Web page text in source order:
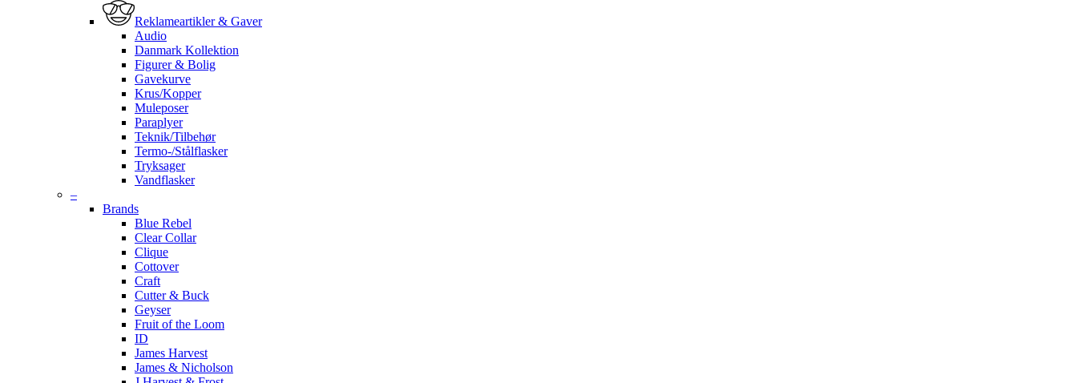
Reklameartikler & Gaver
Audio
Danmark Kollektion
Figurer & Bolig
Gavekurve
Krus/Kopper
Muleposer
Paraplyer
Teknik/Tilbehør
Termo-/Stålflasker
Tryksager
Vandflasker
–
Brands
Blue Rebel
Clear Collar
Clique
Cottover
Craft
Cutter & Buck
Geyser
Fruit of the Loom
ID
James Harvest
James & Nicholson